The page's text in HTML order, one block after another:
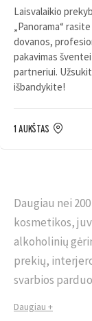
Laisvalaikio
„Panorama“
dovanos,
pakavimas
partneriui.
išbandykite!
1 AUKŠTAS
Daugiau nei
kosmetikos,
alkoholinių
prekių,
svarbios
Daugiau